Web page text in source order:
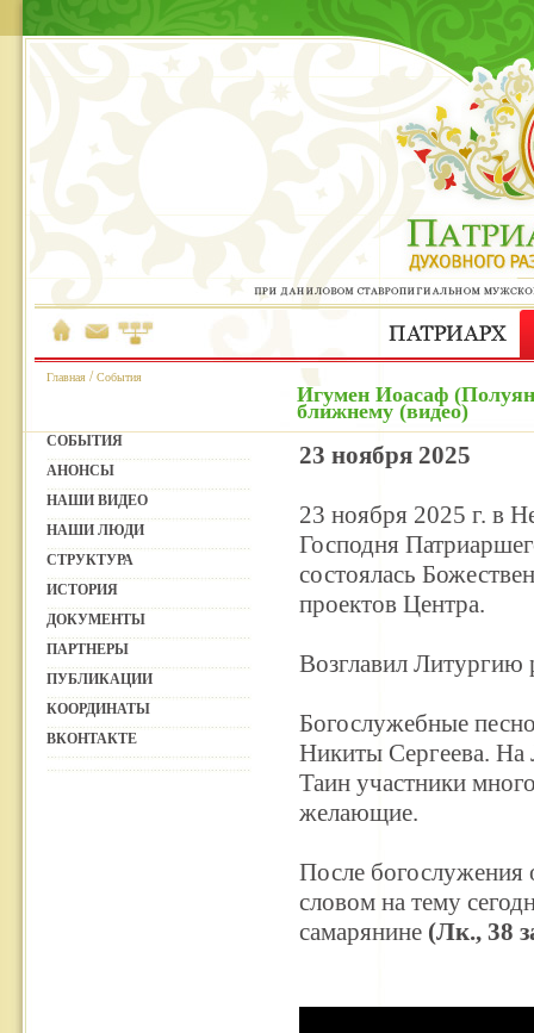
Главная /События
Игумен Иоасаф
ближнему (видео)
СОБЫТИЯ
АНОНСЫ
НАШИ ВИДЕО
НАШИ ЛЮДИ
СТРУКТУРА
ИСТОРИЯ
ДОКУМЕНТЫ
ПАРТНЕРЫ
ПУБЛИКАЦИИ
КООРДИНАТЫ
ВКОНТАКТЕ
23 ноября 2025
23 ноября 2025 г. в
Господня
состоялась
проектов Центра.
Возглавил Литургию
Богослужебные
Никиты Сергеева.
Таин участники
желающие.
После богослужения
словом на тему
самарянине (Лк., 38